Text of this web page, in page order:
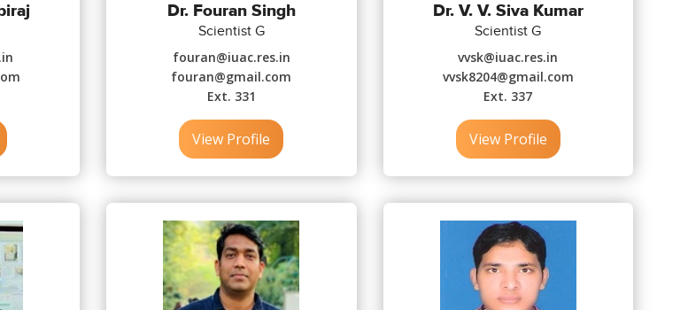
Dr. Fouran Singh
Scientist G
fouran@iuac.res.in
fouran@gmail.com
Ext. 331
View Profile
Dr. V. V. Siva Kumar
Scientist G
vvsk@iuac.res.in
vvsk8204@gmail.com
Ext. 337
View Profile